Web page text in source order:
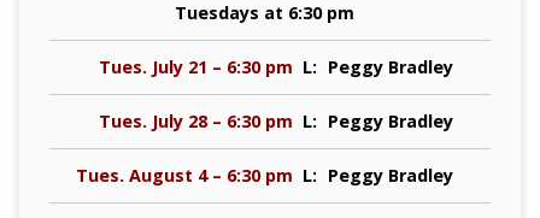
Tuesdays at 6:30 pm
Tues. July 21 – 6:30 pm L: Peggy Bradley
Tues. July 28 – 6:30 pm L: Peggy Bradley
Tues. August 4 – 6:30 pm L: Peggy Bradley